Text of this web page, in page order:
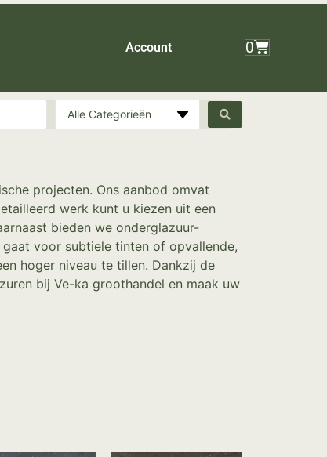
Account 0
Alle Categorieën
projecten. Ons aanbod omvat
werk kunt u kiezen uit een
bieden we onderglazuur-
voor subtiele tinten of opvallende,
hoger niveau te tillen. Dankzij de
bij Ve-ka groothandel en maak uw